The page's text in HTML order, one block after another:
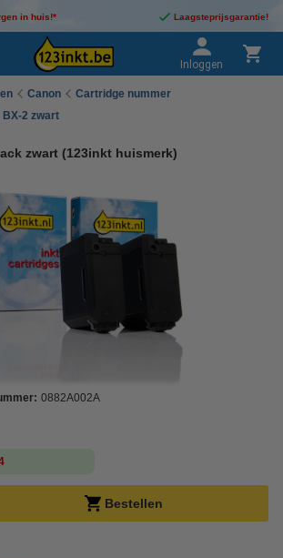
in huis!* Laagsteprijsgarantie!
Inloggen
Canon
Cartridge nummer
BX-2 zwart
zwart (123inkt huismerk)
0882A002A
Bestellen